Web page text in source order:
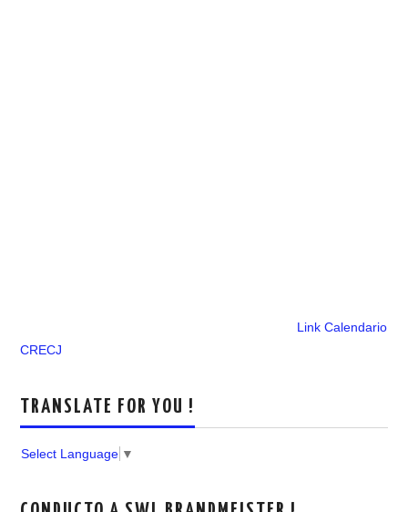
Link Calendario
CRECJ
TRANSLATE FOR YOU !
Select Language ▼